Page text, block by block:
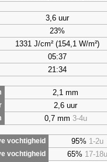
3,6 uur
23%
1331 J/cm² (154,1 W/m²)
05:37
21:34
2,1 mm
2,6 uur
0,7 mm 3-4u
vochtigheid 95% 1-2u
vochtigheid 65% 17-18u